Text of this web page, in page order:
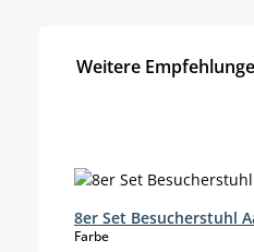
Weitere
8er Set Besucherstuhl
Farbeauswählen